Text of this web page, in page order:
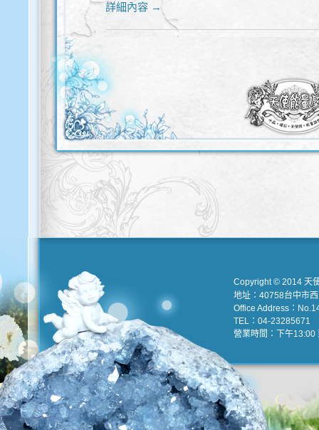
詳細內容 →
Copyright © 2014 天
地址：40758台中市
Office Address：
TEL：04-23285671
營業時間：下午13:00